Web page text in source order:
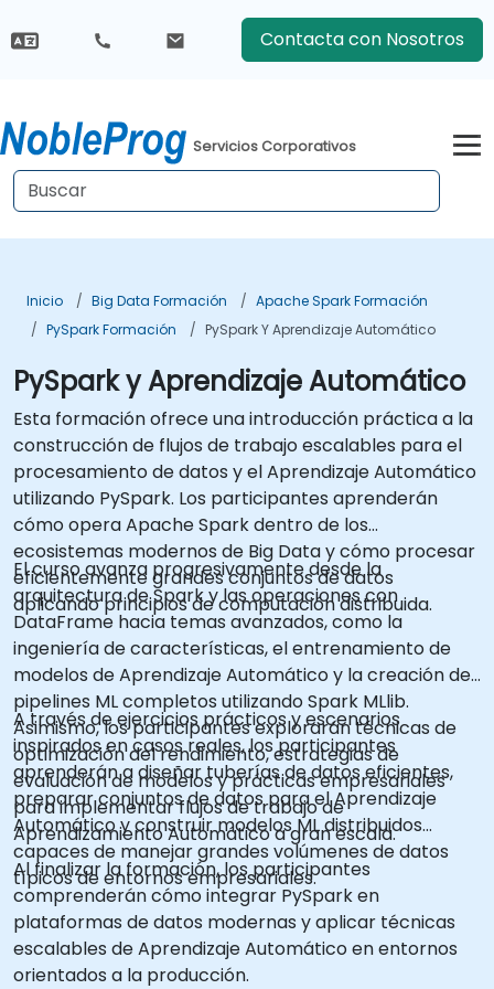
Contacta con Nosotros
Servicios Corporativos
Inicio Big Data Formación
Apache Spark Formación
PySpark Formación
PySpark Y Aprendizaje Automático
PySpark y Aprendizaje Automático
Esta formación ofrece una introducción práctica a la
construcción de flujos de trabajo escalables para el
procesamiento de datos y el Aprendizaje Automático
utilizando PySpark. Los participantes aprenderán
cómo opera Apache Spark dentro de los
ecosistemas modernos de Big Data y cómo procesar
eficientemente grandes conjuntos de datos
aplicando principios de computación distribuida.
El curso avanza progresivamente desde la
arquitectura de Spark y las operaciones con
DataFrame hacia temas avanzados, como la
ingeniería de características, el entrenamiento de
modelos de Aprendizaje Automático y la creación de
pipelines ML completos utilizando Spark MLlib.
Asimismo, los participantes explorarán técnicas de
optimización del rendimiento, estrategias de
evaluación de modelos y prácticas empresariales
para implementar flujos de trabajo de
Aprendizamiento Automático a gran escala.
A través de ejercicios prácticos y escenarios
inspirados en casos reales, los participantes
aprenderán a diseñar tuberías de datos eficientes,
preparar conjuntos de datos para el Aprendizaje
Automático y construir modelos ML distribuidos
capaces de manejar grandes volúmenes de datos
típicos de entornos empresariales.
Al finalizar la formación, los participantes
comprenderán cómo integrar PySpark en
plataformas de datos modernas y aplicar técnicas
escalables de Aprendizaje Automático en entornos
orientados a la producción.